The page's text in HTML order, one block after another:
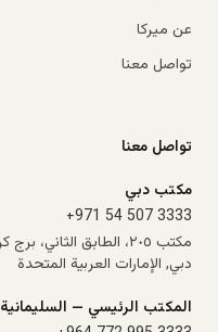
عن ميركا
تواصل معنا
تواصل معنا
مكتب دبي
+971 54 507 3333
مكتب ٢٠٥، الطابق الثاني، برج كريستال، شارع الأصايل، الخليج التجاري
دبي, الإمارات العربية المتحدة
المكتب الرئيسي — السليمانية